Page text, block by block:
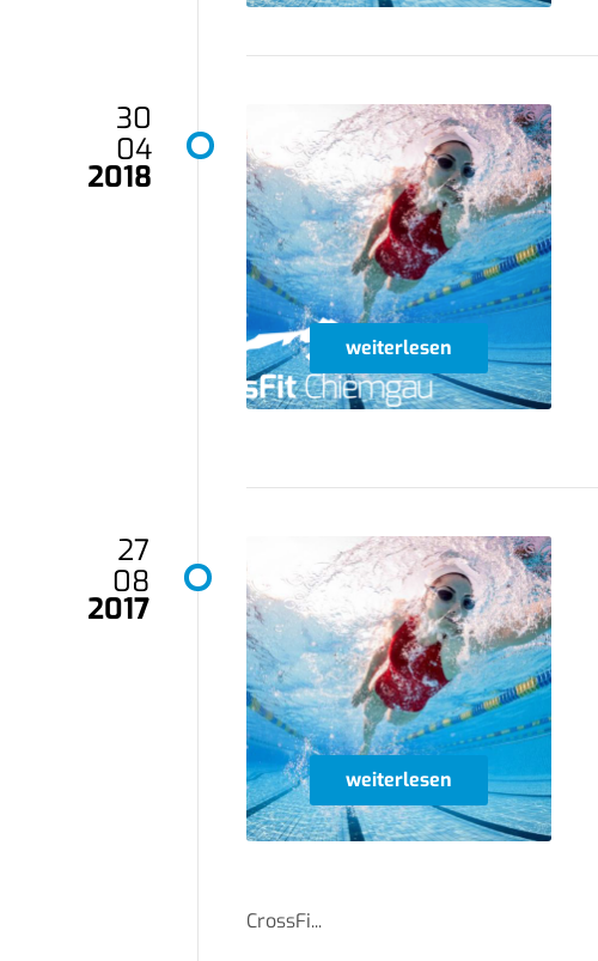
weiterlesen
30
04
2018
weiterlesen
27
08
2017
CrossFi...